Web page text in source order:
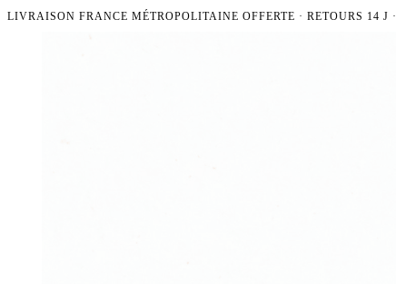
LIVRAISON FRANCE MÉTROPOLITAINE OFFERTE · RETOURS 14 J ·